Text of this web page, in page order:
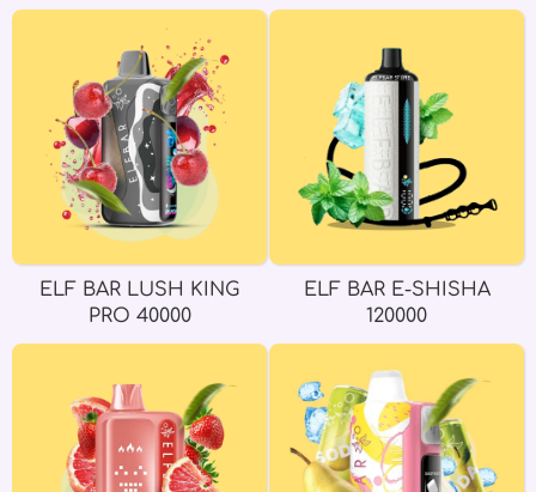
ELF BAR LUSH KING
PRO 40000
ELF BAR E-SHISHA
120000